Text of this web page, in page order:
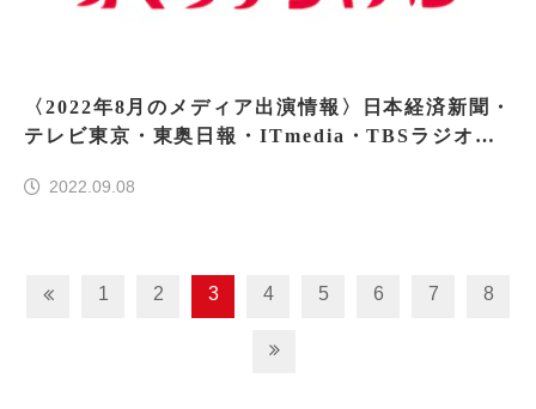
〈2022年8月のメディア出演情報〉日本経済新聞・
テレビ東京・東奥日報・ITmedia・TBSラジオな
2022.09.08
1 2 3 4 5 6 7 8